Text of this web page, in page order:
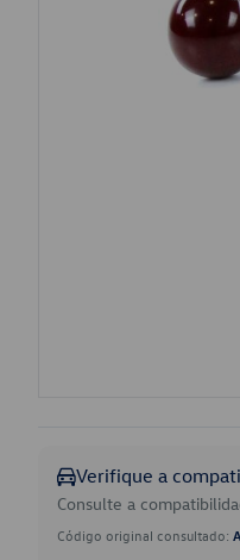
Verifique a
Consulte a
Código original consultado: